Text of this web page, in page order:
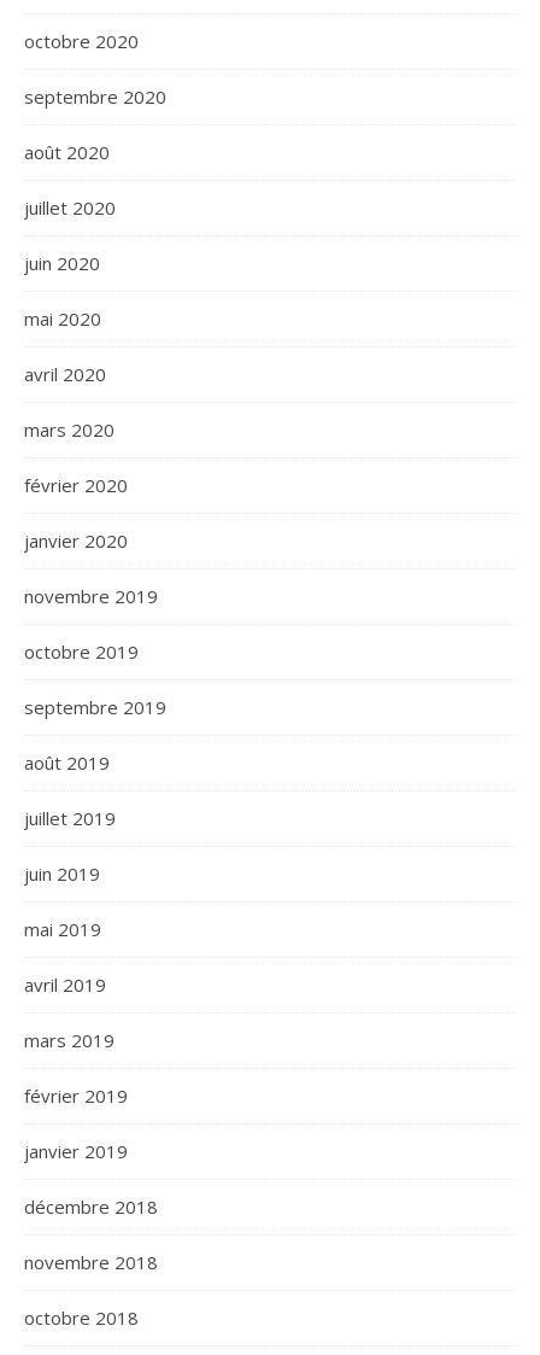
octobre 2020
septembre 2020
août 2020
juillet 2020
juin 2020
mai 2020
avril 2020
mars 2020
février 2020
janvier 2020
novembre 2019
octobre 2019
septembre 2019
août 2019
juillet 2019
juin 2019
mai 2019
avril 2019
mars 2019
février 2019
janvier 2019
décembre 2018
novembre 2018
octobre 2018